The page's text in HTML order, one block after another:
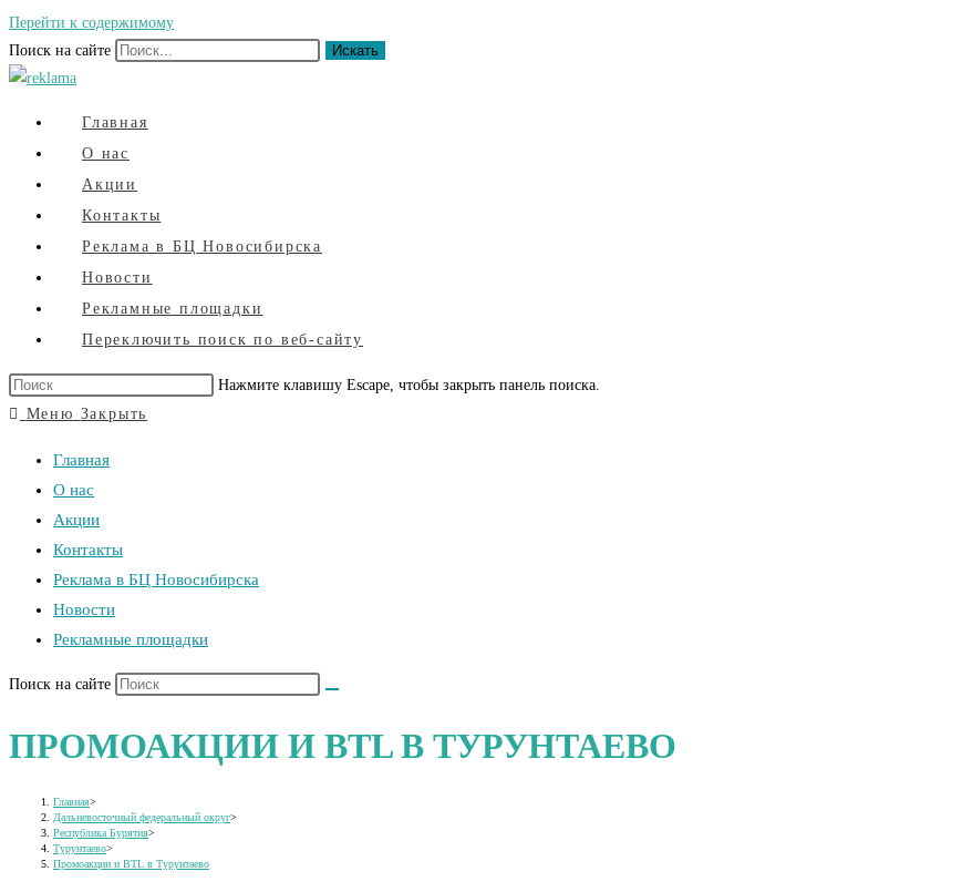
Перейти к содержимому
Поиск на сайте
Искать
Главная
О нас
Акции
Контакты
Реклама в БЦ Новосибирска
Новости
Рекламные площадки
Переключить поиск по веб-сайту
Нажмите клавишу Escape, чтобы закрыть панель поиска.
Меню Закрыть
Главная
О нас
Акции
Контакты
Реклама в БЦ Новосибирска
Новости
Рекламные площадки
Поиск на сайте
ПРОМОАКЦИИ И BTL В ТУРУНТАЕВО
Главная>
Дальневосточный федеральный округ>
Республика Бурятия>
Турунтаево>
Промоакции и BTL в Турунтаево